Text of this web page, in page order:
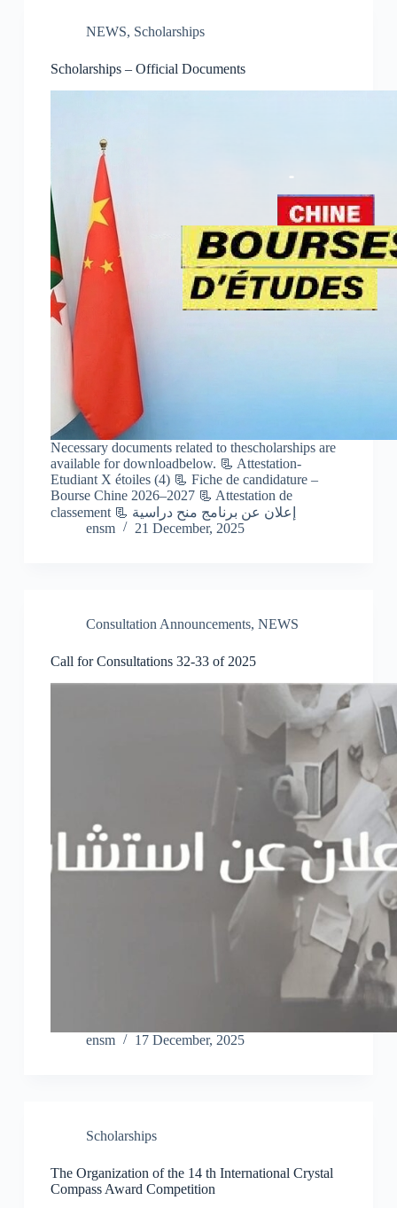
NEWS, Scholarships
Scholarships – Official Documents
Necessary documents related to thescholarships are
available for downloadbelow. 📃 Attestation-
Etudiant X étoiles (4) 📃 Fiche de candidature –
Bourse Chine 2026–2027 📃 Attestation de
classement 📃 إعلان عن برنامج منح دراسية
ensm
21 December, 2025
Consultation Announcements, NEWS
Call for Consultations 32-33 of 2025
ensm 17 December, 2025
Scholarships
The Organization of the 14 th International Crystal
Compass Award Competition